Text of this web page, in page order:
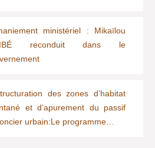
ministériel : Mikaïlou
reconduit dans le
des zones d’habitat
et d’apurement du passif
urbain:Le programme…